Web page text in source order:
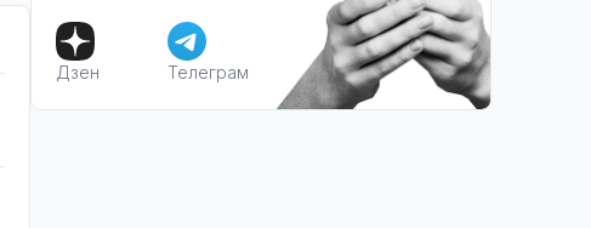
Дзен Телеграм